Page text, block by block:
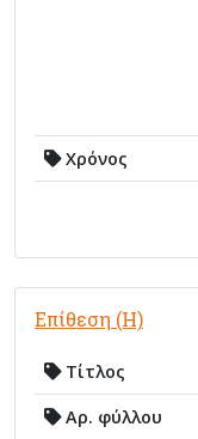
Χρόνος
Επίθεση (Η)
Τίτλος
Αρ. φύλλου